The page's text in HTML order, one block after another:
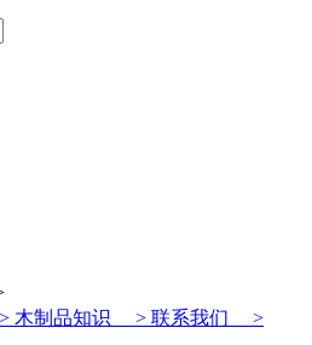
木制品知识 > 联系我们 >